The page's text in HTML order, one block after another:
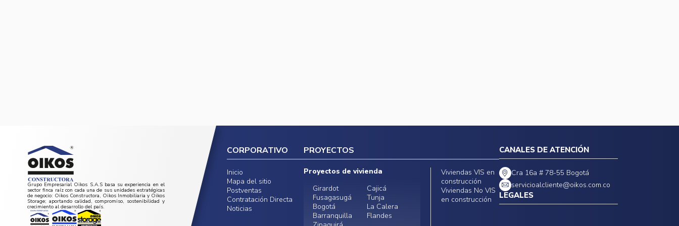
Grupo Empresarial Oikos S.A.S basa su experiencia en el
sector finca raíz con cada una de sus unidades estratégicas
de negocio: Oikos Constructora, Oikos Inmobiliaria y Oikos
Storage; aportando calidad, compromiso, sostenibilidad y
crecimiento al desarrollo del país.
CORPORATIVO
Inicio
Mapa del sitio
Postventas
Contratación Directa
Noticias
PROYECTOS
Proyectos de vivienda
Girardot
Cajicá
Fusagasugá
Tunja
Bogotá
La Calera
Barranquilla
Flandes
Viviendas VIS en
construcción
Viviendas No VIS
en construcción
CANALES DE ATENCIÓN
Cra 16a # 78-55 Bogotá
servicioalcliente@oikos.com.co
LEGALES